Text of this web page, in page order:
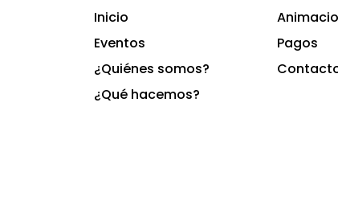
Inicio
Eventos
¿Quiénes somos?
¿Qué hacemos?
Pagos